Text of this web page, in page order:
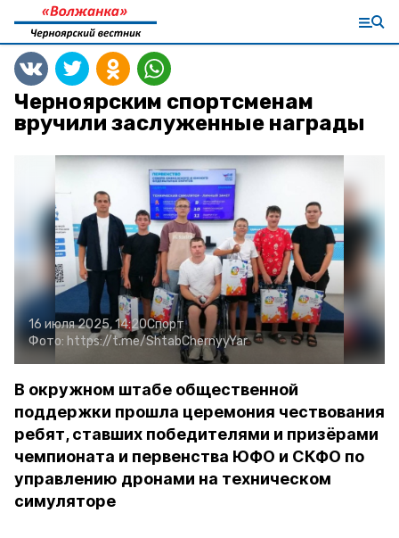
Черноярским спортсменам
вручили заслуженные награды
16 июля 2025, 14:20Спорт
Фото: https://t.me/ShtabChernyyYar
В окружном штабе общественной
поддержки прошла церемония чествования
ребят, ставших победителями и призёрами
чемпионата и первенства ЮФО и СКФО по
управлению дронами на техническом
симуляторе